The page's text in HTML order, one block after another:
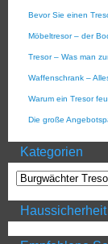
Bevor Sie einen
Möbeltresor – der
Tresor – Was man
Waffenschrank –
Warum ein Tresor
Die große
Kategorien